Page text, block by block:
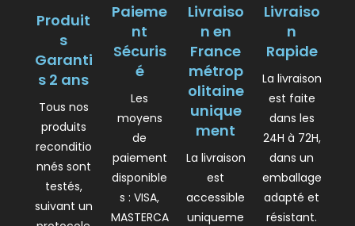
Produit
s
Garanti
s 2 ans
Tous nos
produits
reconditio
nnés sont
testés,
suivant un
Paieme
nt
Sécuris
é
Les
moyens
de
paiement
disponible
s : VISA,
MASTERCA
Livraiso
n en
France
métrop
olitaine
unique
ment
La livraison
est
accessible
uniqueme
Livraiso
n
Rapide
La livraison
est faite
dans les
24H à 72H,
dans un
emballage
adapté et
résistant.